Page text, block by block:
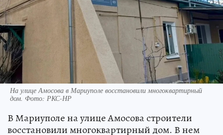
На улице Амосова в Мариуполе восстановили многоквартирный
дом. Фото: РКС-НР
В Мариуполе на улице Амосова строители
восстановили многоквартирный дом. В нем